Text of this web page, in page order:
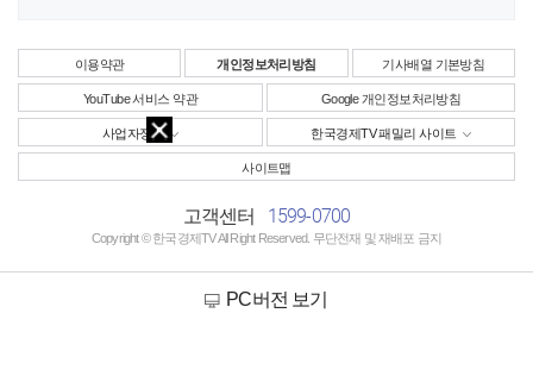
이용약관 개인정보처리방침 기사배열 기본방침
YouTube 서비스 약관 Google 개인정보처리방침
사업자정보 한국경제TV 패밀리 사이트
사이트맵
고객센터 1599-0700
Copyright © 한국경제TV All Right Reserved. 무단전재 및 재배포 금지
PC버전 보기